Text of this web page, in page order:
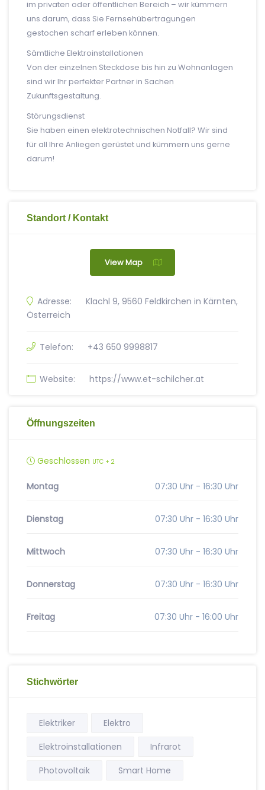
im privaten oder öffentlichen Bereich – wir kümmern
uns darum, dass Sie Fernsehübertragungen
gestochen scharf erleben können.
Sämtliche Elektroinstallationen
Von der einzelnen Steckdose bis hin zu Wohnanlagen
sind wir Ihr perfekter Partner in Sachen
Zukunftsgestaltung.
Störungsdienst
Sie haben einen elektrotechnischen Notfall? Wir sind
für all Ihre Anliegen gerüstet und kümmern uns gerne
darum!
Standort / Kontakt
View Map
Adresse:
Klachl 9, 9560 Feldkirchen in Kärnten,
Österreich
Telefon: +43 650 9998817
Website: https://www.et-schilcher.at
Öffnungszeiten
Geschlossen UTC + 2
Montag 07:30 Uhr - 16:30 Uhr
Dienstag 07:30 Uhr - 16:30 Uhr
Mittwoch 07:30 Uhr - 16:30 Uhr
Donnerstag 07:30 Uhr - 16:30 Uhr
Freitag 07:30 Uhr - 16:00 Uhr
Stichwörter
Elektriker
Elektro
Elektroinstallationen
Infrarot
Photovoltaik
Smart Home